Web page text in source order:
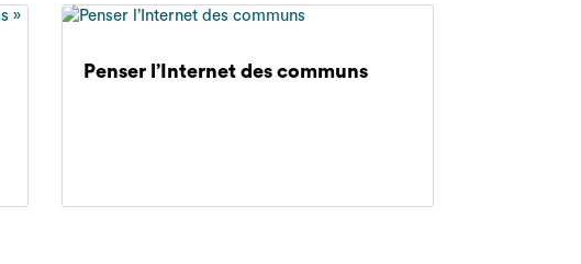
Penser l’Internet des communs